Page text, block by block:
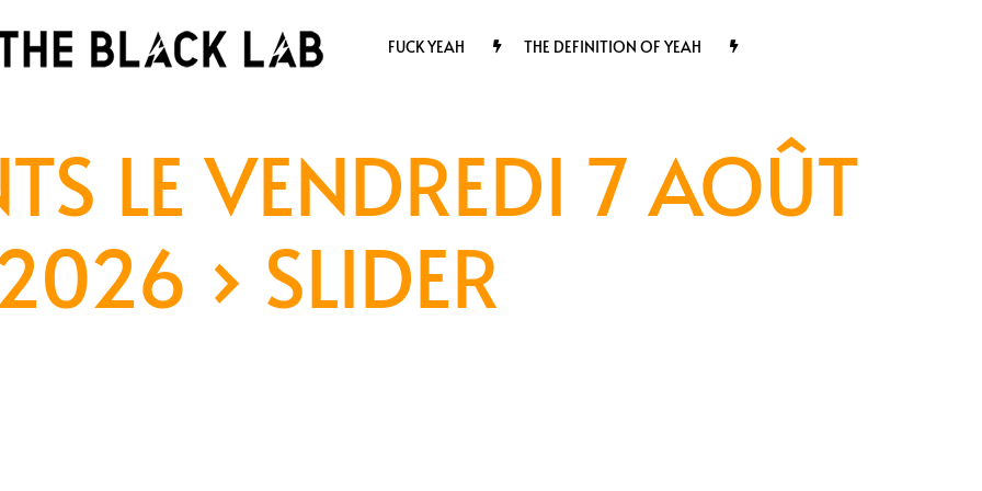
FUCK YEAH THE DEFINITION OF YEAH
LE VENDREDI 7 AOÛT
› SLIDER